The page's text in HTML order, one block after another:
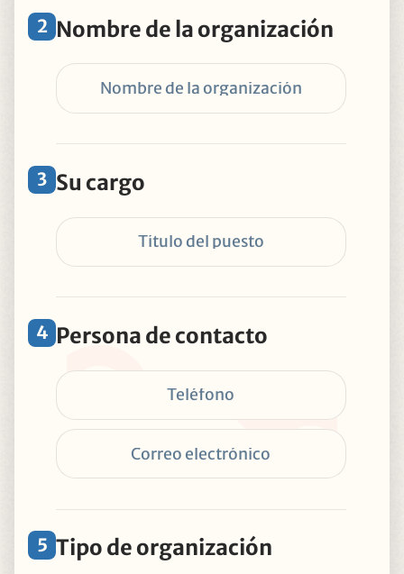
2 Nombre de la organización
3 Su cargo
4 Persona de contacto
5 Tipo de organización